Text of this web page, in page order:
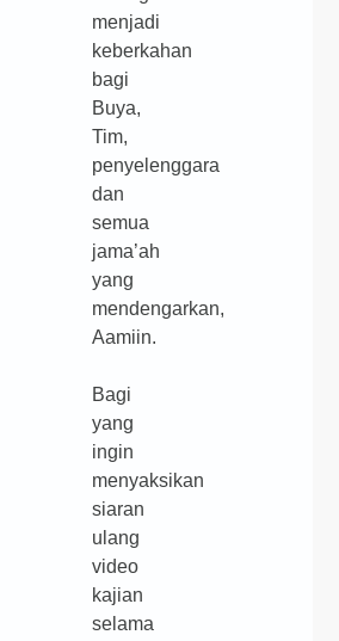
menjadi
keberkahan
bagi
Buya,
Tim,
penyelenggara
dan
semua
jama’ah
yang
mendengarkan,
Aamiin.
Bagi
yang
ingin
menyaksikan
siaran
ulang
video
kajian
selama